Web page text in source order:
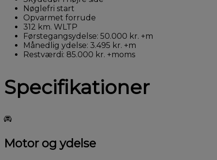
Nøglefri start
Opvarmet forrude
312 km. WLTP
Førstegangsydelse: 50.000 kr. +m
Månedlig ydelse: 3.495 kr. +m
Restværdi: 85.000 kr. +moms
Specifikationer
Motor og ydelse